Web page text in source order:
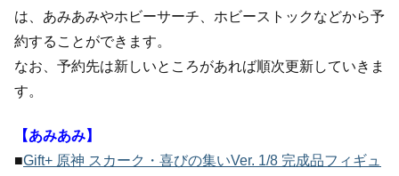
は、あみあみやホビーサーチ、ホビーストックなどから予
約することができます。
なお、予約先は新しいところがあれば順次更新していきま
す。
【あみあみ】
■Gift+ 原神 スカーク・喜びの集いVer. 1/8 完成品フィギュ